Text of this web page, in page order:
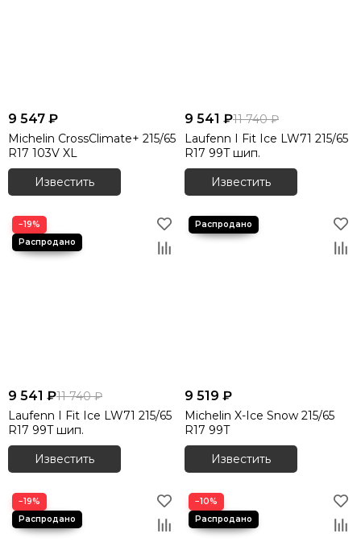
9 547 ₽
Michelin CrossClimate+ 215/65
R17 103V XL
Известить
9 541 ₽11 740 ₽
Laufenn I Fit Ice LW71 215/65
R17 99T шип.
Известить
−19%
9 541 ₽11 740 ₽
Laufenn I Fit Ice LW71 215/65
R17 99T шип.
Известить
9 519 ₽
Michelin X-Ice Snow 215/65
R17 99T
Известить
−19% −10%